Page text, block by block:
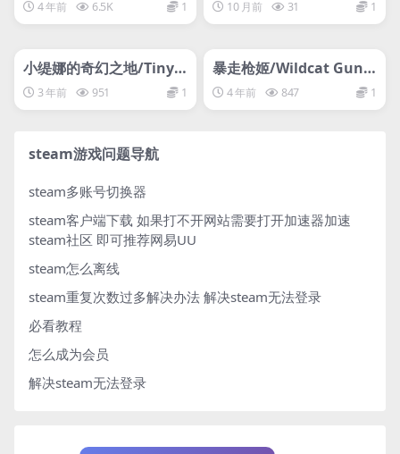
4 年前 6.5K 1 10 月前 31 1
网盘下载游戏
小缇娜的奇幻之地/Tiny T
ina’s Wonderlands
3 年前 951 1
网盘下载游戏
暴走枪姬/Wildcat Gun
Machine
4 年前 847 1
steam游戏问题导航
steam多账号切换器
steam客户端下载 如果打不开网站需要打开加速器加速
steam社区 即可推荐网易UU
steam怎么离线
steam重复次数过多解决办法 解决steam无法登录
必看教程
怎么成为会员
解决steam无法登录